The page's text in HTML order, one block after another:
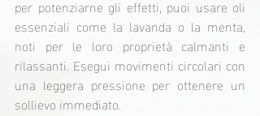
per potenziarne gli effetti, puoi usare oli
essenziali come la lavanda o la menta,
noti per le loro proprietà calmanti e
rilassanti. Esegui movimenti circolari con
una leggera pressione per ottenere un
sollievo immediato.